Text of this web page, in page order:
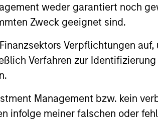
weder garantiert noch
Zweck geeignet sind.
Verpflichtungen
Verfahren zur
Management bzw. kein
infolge meiner falschen oder
– Q2
landscape across
Why
Matter in
Quality stocks
years, but
shareholder